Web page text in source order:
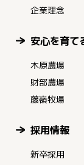
企業理念
安心を育て
木原農場
財部農場
藤嶺牧場
採用情報
新卒採用